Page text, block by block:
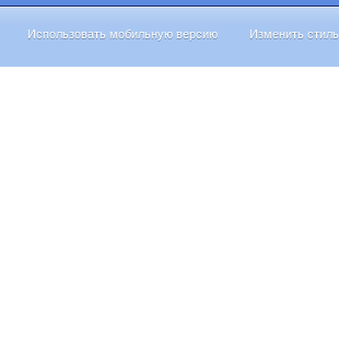
Использовать мобильную версию Изменить стиль